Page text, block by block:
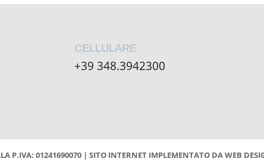
CELLULARE
+39 348.3942300
P.IVA: 01241690070 | SITO INTERNET IMPLEMENTATO DAWEB